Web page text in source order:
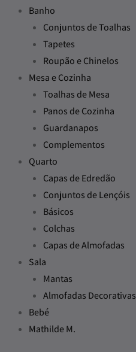
Banho
Conjuntos de Toalhas
Tapetes
Roupão e Chinelos
Mesa e Cozinha
Toalhas de Mesa
Panos de Cozinha
Guardanapos
Complementos
Quarto
Capas de Edredão
Conjuntos de Lençóis
Básicos
Colchas
Capas de Almofadas
Sala
Mantas
Almofadas Decorativas
Bebé
Mathilde M.